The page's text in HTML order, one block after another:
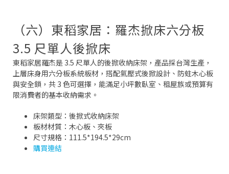
（六）東稻家居：羅杰掀床六分板
3.5 尺單人後掀床
東稻家居羅杰是 3.5 尺單人的後掀收納床架，產品採台灣生產，
上層床身用六分板系統板材，搭配氣壓式後掀設計、防蛀木心板
與安全鎖，共 3 色可選擇，能滿足小坪數臥室、租屋族或預算有
限消費者的基本收納需求。
床架類型：後掀式收納床架
板材材質：木心板、夾板
尺寸規格：111.5*194.5*29cm
購買連結